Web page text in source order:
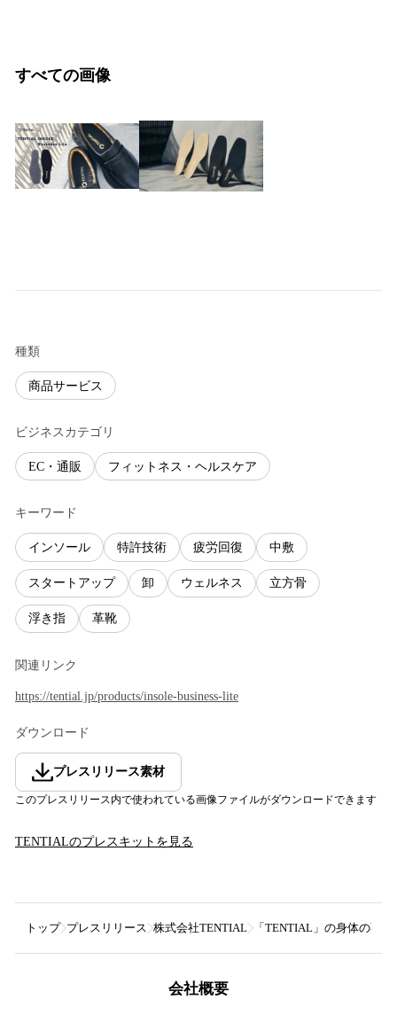
すべての画像
種類
商品サービス
ビジネスカテゴリ
EC・通販 フィットネス・ヘルスケア
キーワード
インソール 特許技術 疲労回復 中敷
スタートアップ 卸 ウェルネス 立方骨
浮き指 革靴
関連リンク
https://tential.jp/products/insole-business-lite
ダウンロード
プレスリリース素材
このプレスリリース内で使われている画像ファイルがダウンロードできます
TENTIALのプレスキットを見る
トップ プレスリリース 株式会社TENTIAL 「TENTIAL」の身体の不
会社概要